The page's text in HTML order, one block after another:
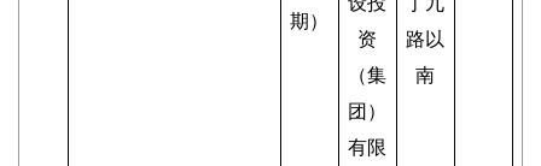
期）
资
（集
团）
有限
路以
南